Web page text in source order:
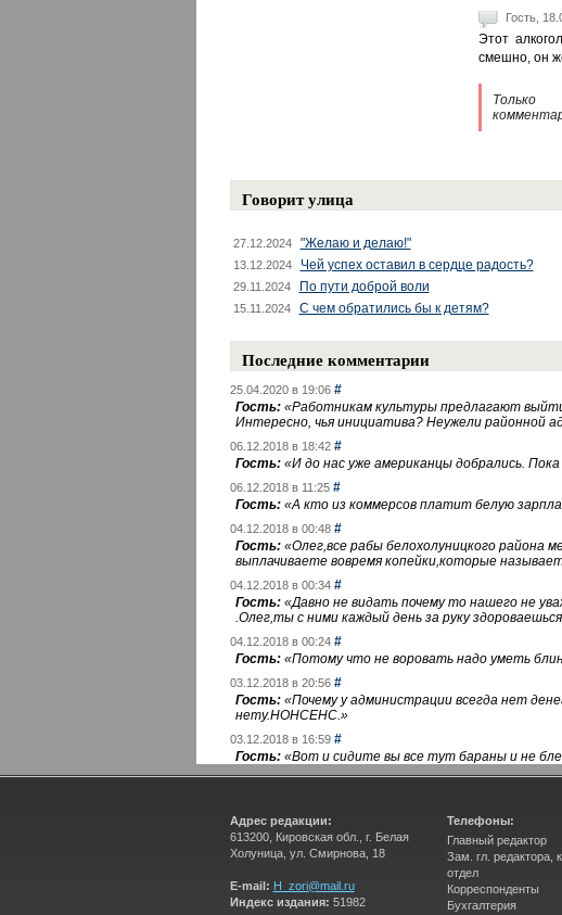
Гость,
Этот
смешно, он
Только
Говорит улица
27.12.2024 "Желаю и делаю!"
13.12.2024 Чей успех оставил в сердце радость?
29.11.2024 По пути доброй воли
15.11.2024 С чем обратились бы к детям?
Последние комментарии
25.04.2020 в 19:06 #
Гость: «Работникам культуры предлагают
Интересно, чья инициатива? Неужели районной
06.12.2018 в 18:42 #
Гость: «И до нас уже американцы добрались. Пока
06.12.2018 в 11:25 #
Гость: «А кто из коммерсов платит белую
04.12.2018 в 00:48 #
Гость: «Олег,все рабы белохолуницкого района
выплачиваете вовремя копейки,которые
04.12.2018 в 00:34 #
Гость: «Давно не видать почему то нашего не
.Олег,ты с ними каждый день за руку
04.12.2018 в 00:24 #
Гость: «Потому что не воровать надо уметь
03.12.2018 в 20:56 #
Гость: «Почему у администрации всегда нет
нету.НОНСЕНС.»
03.12.2018 в 16:59 #
Гость: «Вот и сидите вы все тут бараны и не
Адрес редакции:
613200, Кировская обл., г. Белая
Холуница, ул. Смирнова, 18
E-mail: H_zori@mail.ru
Индекс издания: 51982
Телефоны:
Главный редактор
Зам. гл. редактора,
отдел
Корреспонденты
Бухгалтерия